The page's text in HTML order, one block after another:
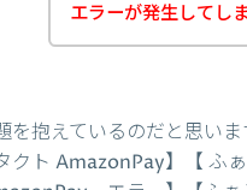
エラーが発生してし
を抱えているのだと思い
クト AmazonPay】【 ふ